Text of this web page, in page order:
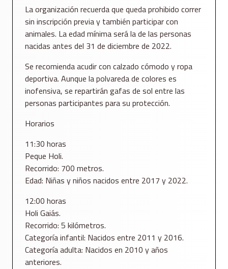
La organización recuerda que queda prohibido correr
sin inscripción previa y también participar con
animales. La edad mínima será la de las personas
nacidas antes del 31 de diciembre de 2022.
Se recomienda acudir con calzado cómodo y ropa
deportiva. Aunque la polvareda de colores es
inofensiva, se repartirán gafas de sol entre las
personas participantes para su protección.
Horarios
11:30 horas
Peque Holi.
Recorrido: 700 metros.
Edad: Niñas y niños nacidos entre 2017 y 2022.
12:00 horas
Holi Gaiás.
Recorrido: 5 kilómetros.
Categoría infantil: Nacidos entre 2011 y 2016.
Categoría adulta: Nacidos en 2010 y años
anteriores.